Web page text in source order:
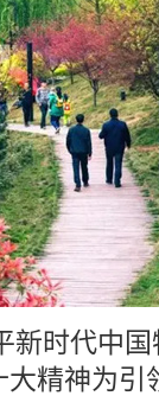
新时代中
精神为引